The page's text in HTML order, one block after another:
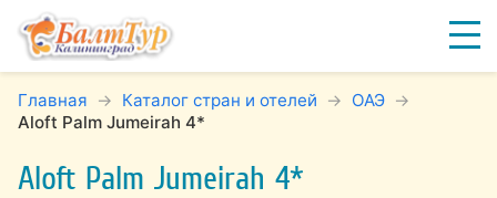
Главная Каталог стран и отелей
ОАЭ
Aloft Palm Jumeirah 4*
Aloft Palm Jumeirah 4*